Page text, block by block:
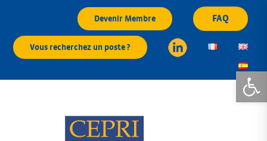
Ouvrir
contenu
principal
Devenir Membre FAQ
Vous recherchez un poste ?